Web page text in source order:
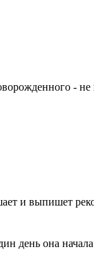
-
и выпишет
день она